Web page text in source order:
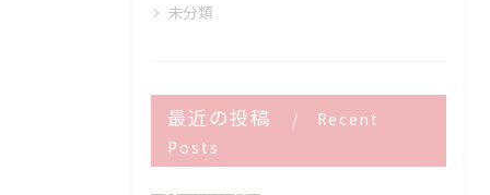
未分類
最近の投稿
Recent
Posts